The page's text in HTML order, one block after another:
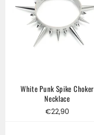
White Punk Spike Choker
Necklace
Regular
€22,90